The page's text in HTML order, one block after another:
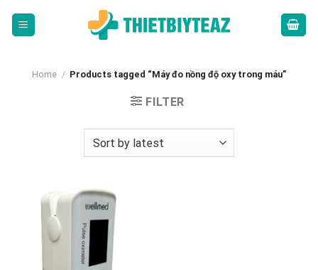
Home / Products tagged “Máy đo nồng độ oxy trong máu”
FILTER